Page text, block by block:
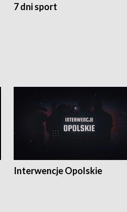
7 dni sport
Interwencje Opolskie